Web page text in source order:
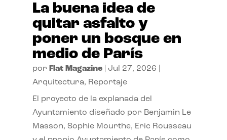
La buena idea de
quitar asfalto y
poner un bosque en
medio de París
por Flat Magazine| Jul 27, 2026
Arquitectura, Reportaje
El proyecto de la explanada del
Ayuntamiento diseñado por Benjamin Le
Masson, Sophie Mourthe, Eric Rousseau